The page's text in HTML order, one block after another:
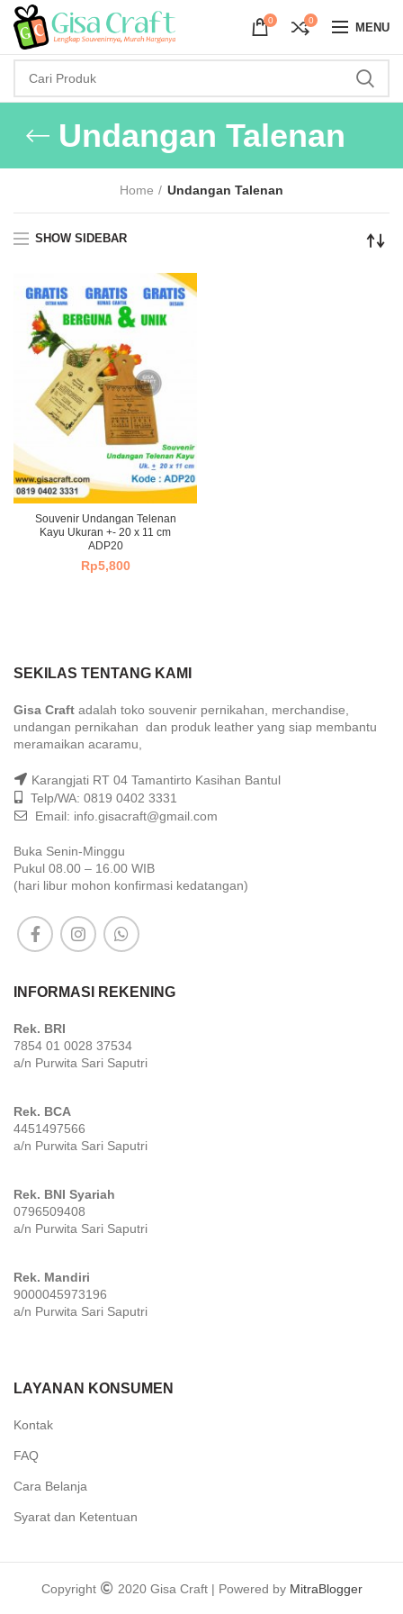
0 0 MENU
Undangan Talenan
Home Undangan Talenan
SHOW SIDEBAR
Souvenir Undangan Telenan
Kayu Ukuran +- 20 x 11 cm
ADP20
Rp5,800
SEKILAS TENTANG KAMI
Gisa Craft adalah toko souvenir pernikahan, merchandise,
undangan pernikahan dan produk leather yang siap membantu
meramaikan acaramu,
Karangjati RT 04 Tamantirto Kasihan Bantul
Telp/WA: 0819 0402 3331
Email: info.gisacraft@gmail.com
Buka Senin-Minggu
Pukul 08.00 – 16.00 WIB
(hari libur mohon konfirmasi kedatangan)
INFORMASI REKENING
Rek. BRI
7854 01 0028 37534
a/n Purwita Sari Saputri
Rek. BCA
4451497566
a/n Purwita Sari Saputri
Rek. BNI Syariah
0796509408
a/n Purwita Sari Saputri
Rek. Mandiri
9000045973196
a/n Purwita Sari Saputri
LAYANAN KONSUMEN
Kontak
FAQ
Cara Belanja
Syarat dan Ketentuan
Copyright 2020 Gisa Craft | Powered by MitraBlogger